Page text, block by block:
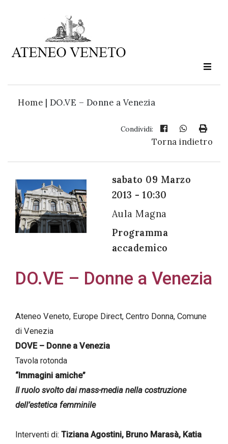
Home | DO.VE – Donne a Venezia
Condividi:
Torna indietro
sabato 09 Marzo
2013 - 10:30
Aula Magna
Programma
accademico
DO.VE – Donne a Venezia
Ateneo Veneto, Europe Direct, Centro Donna, Comune
di Venezia
DOVE – Donne a Venezia
Tavola rotonda
“Immagini amiche”
Il ruolo svolto dai mass-media nella costruzione
dell’estetica femminile
Interventi di: Tiziana Agostini, Bruno Marasà, Katia
Ateneo
è
cultura
newsletter:
Acconsento
miei dati
personali in
accordo
con il
decreto
legislativo
196/03